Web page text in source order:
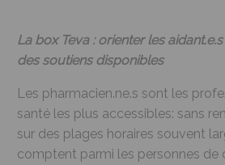
La box Teva : orienter les
des soutiens disponibles
Les pharmacien.ne.s sont les
santé les plus accessibles: sans
sur des plages horaires souvent
comptent parmi les personnes de